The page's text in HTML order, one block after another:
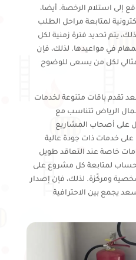
إلى استلام الرخصة. أيضا،
لمتابعة مراحل الطلب
يتم تحديد فترة زمنية لكل
في مواعيدها. لذلك، فإن
لكل من يسعى للوضوح
تقدم باقات متنوعة لخدمات
الرياض تتناسب مع
على أصحاب المشاريع
خدمات ذات جودة عالية
خاصة عند التعاقد طويل
حساب لمتابعة كل مشروع على
ومركّزة. لذلك، فإن إصدار
يجمع بين الاحترافية